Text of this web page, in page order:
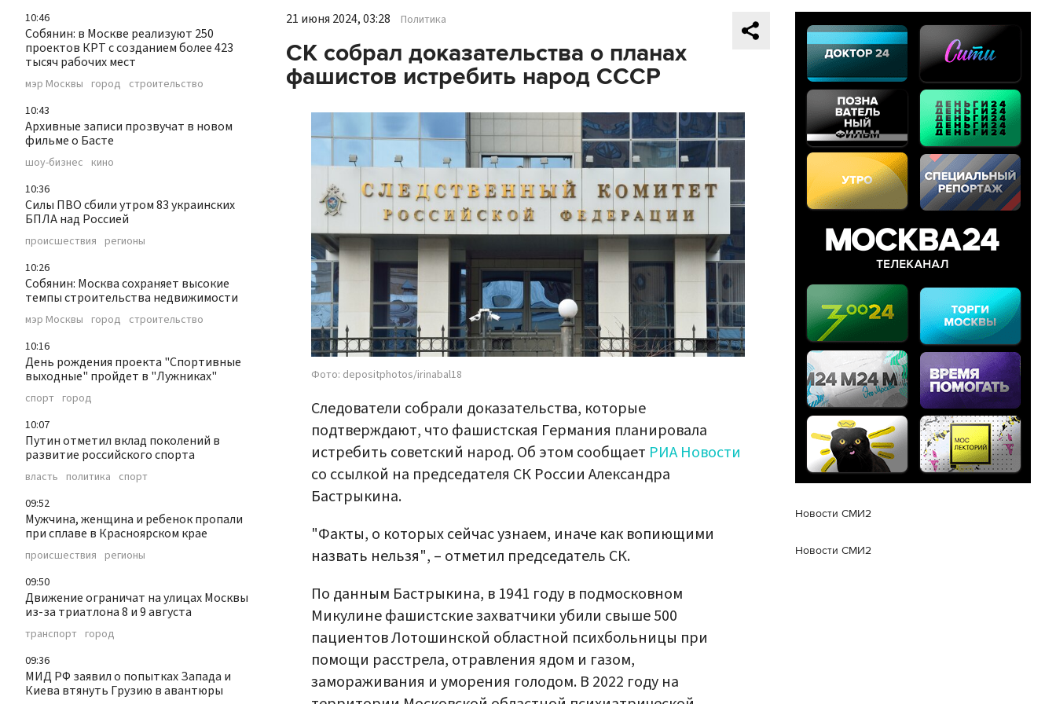
10:46
Собянин: в Москве реализуют 250
проектов КРТ с созданием более 423
тысяч рабочих мест
мэр Москвы город строительство
10:43
Архивные записи прозвучат в новом
фильме о Басте
шоу-бизнес кино
10:36
Силы ПВО сбили утром 83 украинских
БПЛА над Россией
происшествия регионы
10:26
Собянин: Москва сохраняет высокие
темпы строительства недвижимости
мэр Москвы город строительство
10:16
День рождения проекта "Спортивные
выходные" пройдет в "Лужниках"
спорт город
10:07
Путин отметил вклад поколений в
развитие российского спорта
власть политика спорт
09:52
Мужчина, женщина и ребенок пропали
при сплаве в Красноярском крае
происшествия регионы
09:50
Движение ограничат на улицах Москвы
из-за триатлона 8 и 9 августа
транспорт город
09:36
МИД РФ заявил о попытках Запада и
Киева втянуть Грузию в авантюры
21 июня 2024, 03:28 Политика
СК собрал доказательства о планах
фашистов истребить народ СССР
Фото: depositphotos/irinabal18
Следователи собрали доказательства, которые
подтверждают, что фашистская Германия планировала
истребить советский народ. Об этом сообщает РИА Новости
со ссылкой на председателя СК России Александра
Бастрыкина.
"Факты, о которых сейчас узнаем, иначе как вопиющими
назвать нельзя", – отметил председатель СК.
По данным Бастрыкина, в 1941 году в подмосковном
Микулине фашистские захватчики убили свыше 500
пациентов Лотошинской областной психбольницы при
помощи расстрела, отравления ядом и газом,
замораживания и уморения голодом. В 2022 году на
Новости СМИ2
Новости СМИ2